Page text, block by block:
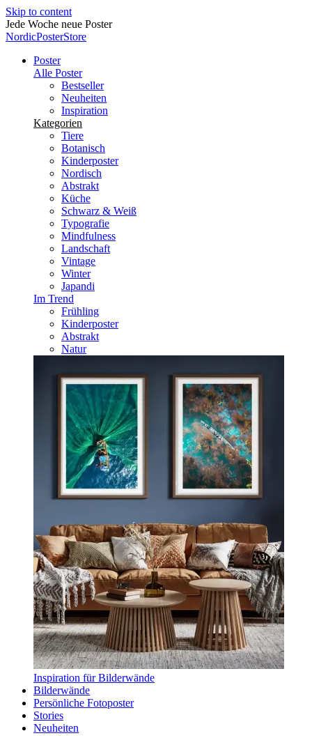
Skip to content
Sichere Zahlungen
NordicPosterStore
Poster
Alle Poster
Bestseller
Neuheiten
Inspiration
Kategorien
Tiere
Botanisch
Kinderposter
Nordisch
Abstrakt
Küche
Schwarz & Weiß
Typografie
Mindfulness
Landschaft
Vintage
Winter
Japandi
Im Trend
Frühling
Kinderposter
Abstrakt
Natur
Inspiration für Bilderwände
Bilderwände
Persönliche Fotoposter
Stories
Neuheiten